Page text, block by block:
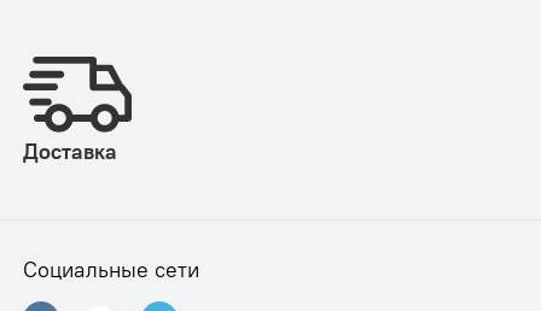
Доставка
Социальные сети